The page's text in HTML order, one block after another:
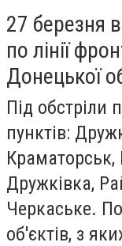
27 березня
по лінії
Донецької
Під обстріли
пунктів:
Краматорськ,
Дружківка,
Черкаське.
об'єктів, з